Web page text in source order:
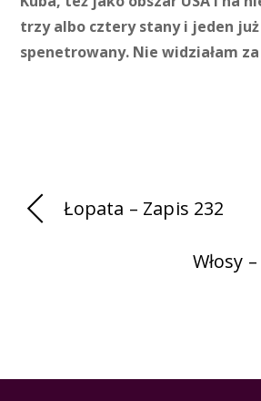
trzy albo cztery stany i jeden już
spenetrowany. Nie widziałam
Łopata – Zapis 232
Włosy